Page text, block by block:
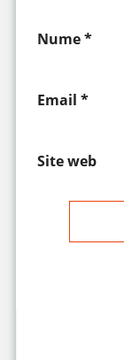
Nume*
Email *
Site web